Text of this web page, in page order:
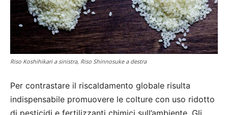
Riso Koshihikari a sinistra, Riso Shinnosuke a destra
Per contrastare il riscaldamento globale risulta
indispensabile promuovere le colture con uso ridotto